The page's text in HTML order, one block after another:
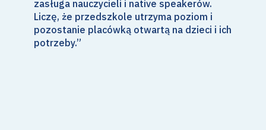
zasługa nauczycieli i native speakerów.
Liczę, że przedszkole utrzyma poziom i
pozostanie placówką otwartą na dzieci i ich
potrzeby.”